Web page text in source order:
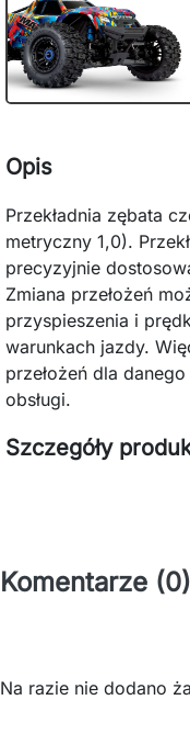
Opis
Przekładnia zębata
metryczny 1,0).
precyzyjnie
Zmiana przełożeń
przyspieszenia i
warunkach jazdy.
przełożeń dla
obsługi.
Szczegóły
Komentarze (0)
Na razie nie dodano